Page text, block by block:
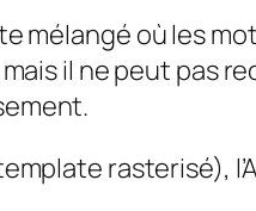
mélangé où les
mais il ne peut
rasterisé),